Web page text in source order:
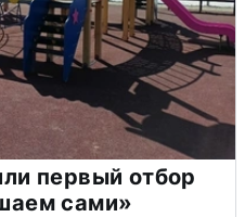
первый отбор
сами»